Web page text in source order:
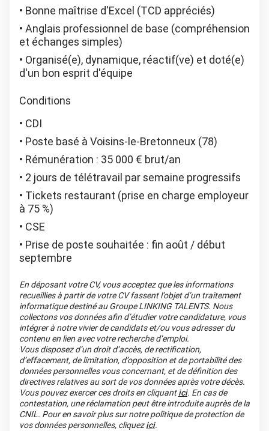
Bonne maîtrise d'Excel (TCD appréciés)
Anglais professionnel de base (compréhension
et échanges simples)
Organisé(e), dynamique, réactif(ve) et doté(e)
d'un bon esprit d'équipe
Conditions
CDI
Poste basé à Voisins-le-Bretonneux (78)
Rémunération : 35 000 € brut/an
2 jours de télétravail par semaine progressifs
Tickets restaurant (prise en charge employeur
à 75 %)
CSE
Prise de poste souhaitée : fin août / début
septembre
En déposant votre CV, vous acceptez que les informations
recueillies à partir de votre CV fassent l’objet d’un traitement
informatique destiné au Groupe LINKING TALENTS. Nous
collectons vos données afin d’étudier votre candidature, vous
intégrer à notre vivier de candidats et/ou vous adresser du
contenu en lien avec votre recherche d’emploi.
Vous disposez d’un droit d’accès, de rectification,
d’effacement, de limitation, d’opposition et de portabilité des
données personnelles vous concernant, et de définition des
directives relatives au sort de vos données après votre décès.
Vous pouvez exercer ces droits en cliquantici. En cas de
contestation, une réclamation peut être introduite auprès de la
CNIL. Pour en savoir plus sur notre politique de protection de
vos données personnelles, cliquezici.